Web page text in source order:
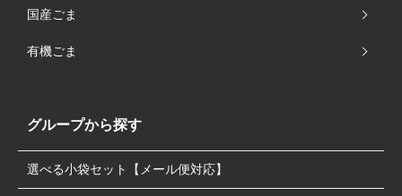
国産ごま
有機ごま
グループから探す
選べる小袋セット【メール便対応】